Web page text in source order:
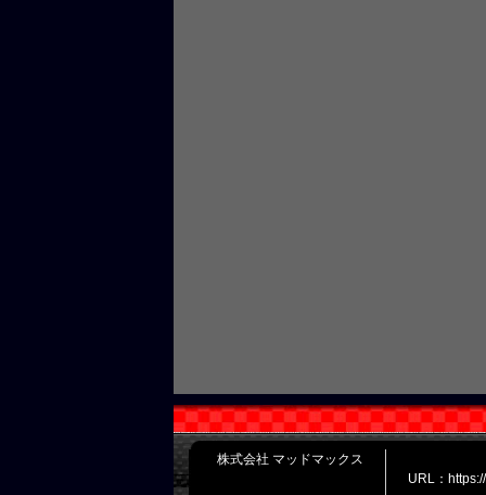
株式会社 マッドマックス
URL：